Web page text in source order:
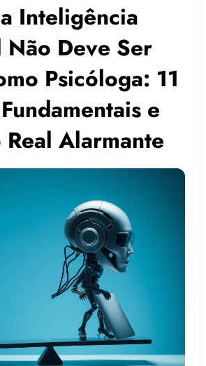
Inteligência
Deve Ser
Psicóloga: 11
e
Real Alarmante